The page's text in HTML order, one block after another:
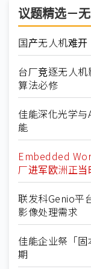
议题精选－
国产无人机难
台厂竞逐无人
算法必修
佳能深化光学
能
Embedded
厂进军欧洲正当
联发科Genio平
影像处理需求
佳能企业祭「
期